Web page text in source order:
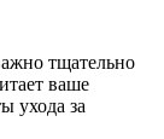
тщательно
ваше
ухода за